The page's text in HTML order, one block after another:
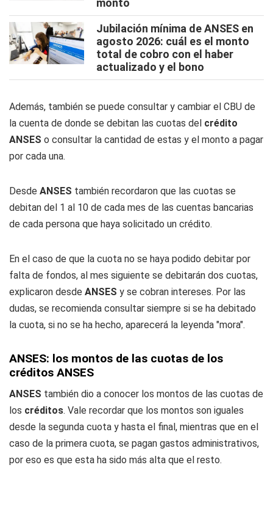
monto
Jubilación mínima de ANSES en
agosto 2026: cuál es el monto
total de cobro con el haber
actualizado y el bono
Además, también se puede consultar y cambiar el CBU de
la cuenta de donde se debitan las cuotas del crédito
ANSES o consultar la cantidad de estas y el monto a pagar
por cada una.
Desde ANSES también recordaron que las cuotas se
debitan del 1 al 10 de cada mes de las cuentas bancarias
de cada persona que haya solicitado un crédito.
En el caso de que la cuota no se haya podido debitar por
falta de fondos, al mes siguiente se debitarán dos cuotas,
explicaron desde ANSES y se cobran intereses. Por las
dudas, se recomienda consultar siempre si se ha debitado
la cuota, si no se ha hecho, aparecerá la leyenda "mora".
ANSES: los montos de las cuotas de los
créditos ANSES
ANSES también dio a conocer los montos de las cuotas de
los créditos. Vale recordar que los montos son iguales
desde la segunda cuota y hasta el final, mientras que en el
caso de la primera cuota, se pagan gastos administrativos,
por eso es que esta ha sido más alta que el resto.